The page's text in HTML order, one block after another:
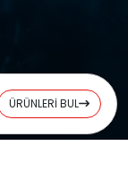
ÜRÜNLERİ BUL